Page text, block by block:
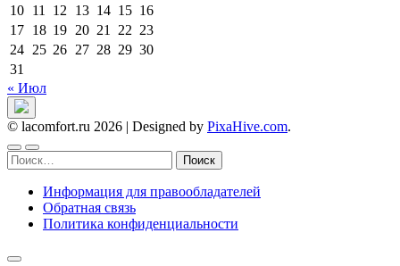
10 11 12 13 14 15 16
17 18 19 20 21 22 23
24 25 26 27 28 29 30
31
« Июл
© lacomfort.ru 2026 | Designed by PixaHive.com.
Найти:
Информация для правообладателей
Обратная связь
Политика конфиденциальности